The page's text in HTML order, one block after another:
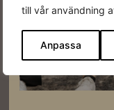
till vår användning
Anpassa
Vill
Vi är här för att
kunskap.